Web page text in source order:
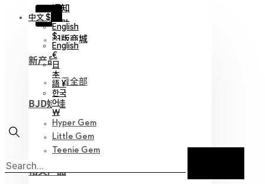
X
通知
帮助
旧版商城
新产品
查看全部
BJD娃娃
Hyper Gem
Little Gem
Teenie Gem
相关产品
中文 $
English
$
English
€
日
本
語 ¥
한국
어
￦